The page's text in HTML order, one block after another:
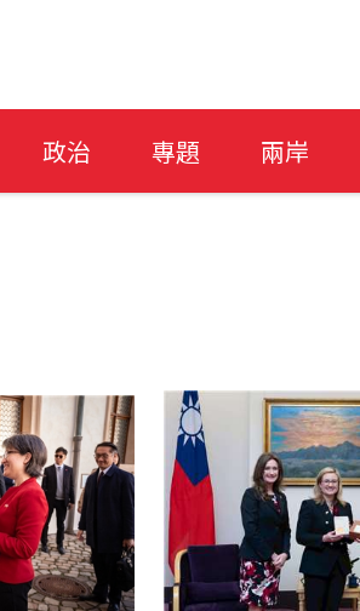
政治 專題 兩岸